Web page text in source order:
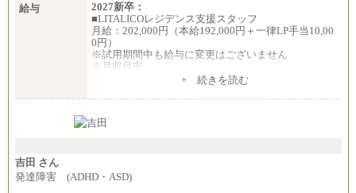
給与
2027新卒：
■LITALICOレジデンス支援スタッフ
月給：202,000円（本給192,000円＋一律LP手当10,00
0円）
※試用期間中も給与に変更はございません
※月収目安
夜勤回数により変動
条件あり）
■その他職種共通
月給：25万3,400円～
+ 続きを読む
吉田 さん
発達障害 (ADHD・ASD)